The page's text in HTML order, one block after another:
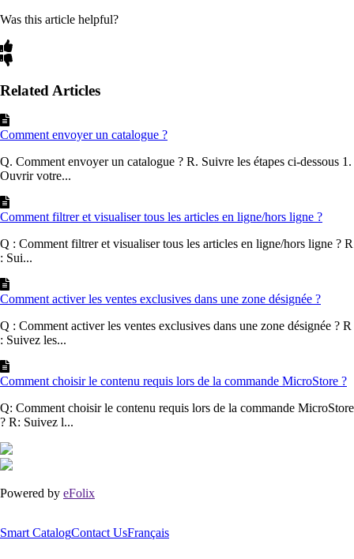
Was this article helpful?
Related Articles
Comment envoyer un catalogue ?
Q. Comment envoyer un catalogue ? R. Suivre les étapes ci-dessous 1.
Ouvrir votre...
Comment filtrer et visualiser tous les articles en ligne/hors ligne ?
Q : Comment filtrer et visualiser tous les articles en ligne/hors ligne ? R
: Sui...
Comment activer les ventes exclusives dans une zone désignée ?
Q : Comment activer les ventes exclusives dans une zone désignée ? R
: Suivez les...
Comment choisir le contenu requis lors de la commande MicroStore ?
Q: Comment choisir le contenu requis lors de la commande MicroStore
? R: Suivez l...
Powered by eFolix
Smart CatalogContact UsFrançais